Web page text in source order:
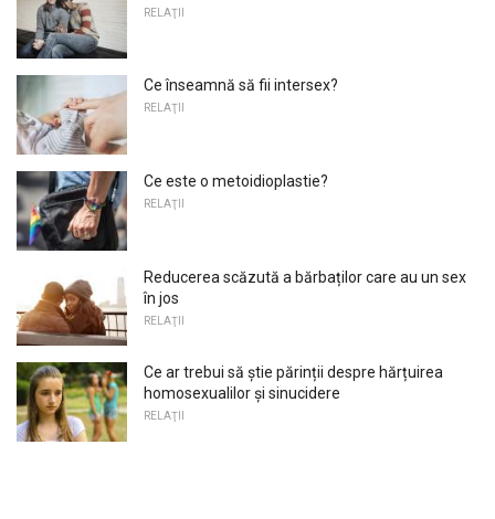
RELAŢII
Ce înseamnă să fii intersex?
RELAŢII
Ce este o metoidioplastie?
RELAŢII
Reducerea scăzută a bărbaților care au un sex
în jos
RELAŢII
Ce ar trebui să știe părinții despre hărțuirea
homosexualilor și sinucidere
RELAŢII